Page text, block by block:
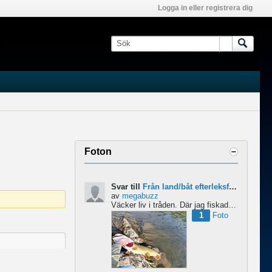
Logga in eller registrera dig
Foton
Svar till
Från land/båt efterleksfiske 2024 efter gädda
av megabuzz
Väcker liv i tråden. Där jag fiskade i våras så lekte gäddorna från början av mars hela vägen in i juni...
1
Foto